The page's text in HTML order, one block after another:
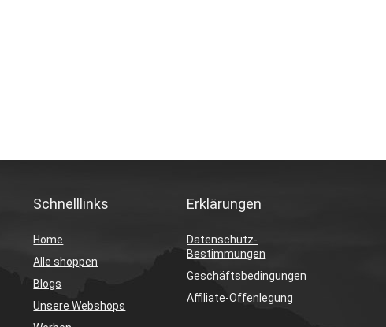
Schnelllinks
Home
Alle shoppen
Blogs
Unsere Webshops
Erklärungen
Datenschutz-
Bestimmungen
Geschäftsbedingungen
Affiliate-Offenlegung